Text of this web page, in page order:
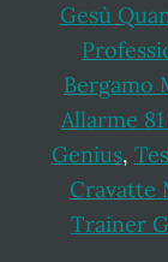
Gesù
Bergamo
Allarme
Genius,
Cravatte
Trainer